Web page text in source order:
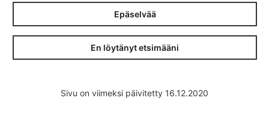
Epäselvää
En löytänyt etsimääni
Sivu on viimeksi päivitetty 16.12.2020